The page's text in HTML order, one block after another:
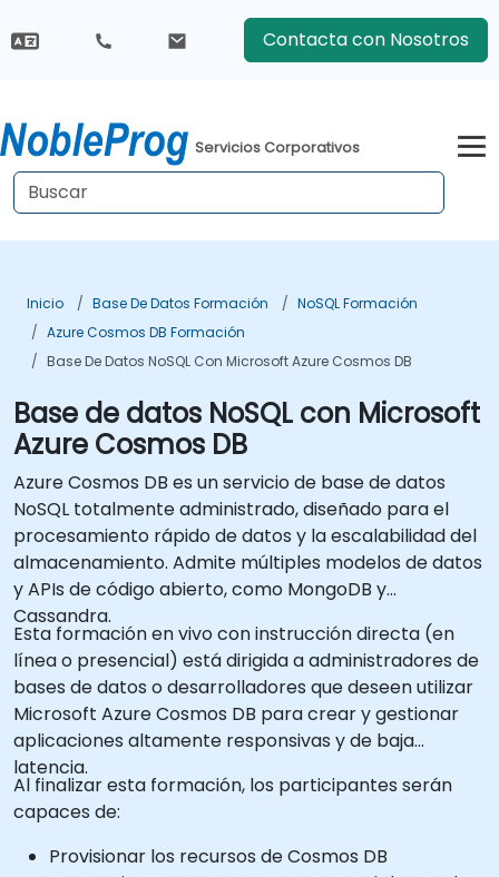
Contacta con Nosotros
Servicios Corporativos
Inicio Base De Datos Formación
NoSQL Formación
Azure Cosmos DB Formación
Base De Datos NoSQL Con Microsoft Azure Cosmos DB
Base de datos NoSQL con Microsoft
Azure Cosmos DB
Azure Cosmos DB es un servicio de base de datos
NoSQL totalmente administrado, diseñado para el
procesamiento rápido de datos y la escalabilidad del
almacenamiento. Admite múltiples modelos de datos
y APIs de código abierto, como MongoDB y
Cassandra.
Esta formación en vivo con instrucción directa (en
línea o presencial) está dirigida a administradores de
bases de datos o desarrolladores que deseen utilizar
Microsoft Azure Cosmos DB para crear y gestionar
aplicaciones altamente responsivas y de baja
latencia.
Al finalizar esta formación, los participantes serán
capaces de:
Provisionar los recursos de Cosmos DB